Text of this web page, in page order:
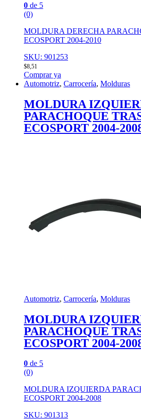
0 de 5
(0)
MOLDURA DERECHA
ECOSPORT 2004-2010
SKU: 901253
$8,51
Comprar ya
Automotriz, Carrocería, Molduras
MOLDURA
PARACHOQUE
ECOSPORT 2004-
Automotriz, Carrocería, Molduras
MOLDURA
PARACHOQUE
ECOSPORT 2004-
0 de 5
(0)
MOLDURA IZQUIERDA
ECOSPORT 2004-2008
SKU: 901313